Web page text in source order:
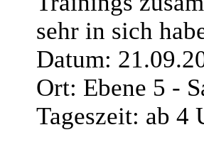
sehr in sich
Datum:
Ort: Ebene 5 -
Tageszeit: ab 4